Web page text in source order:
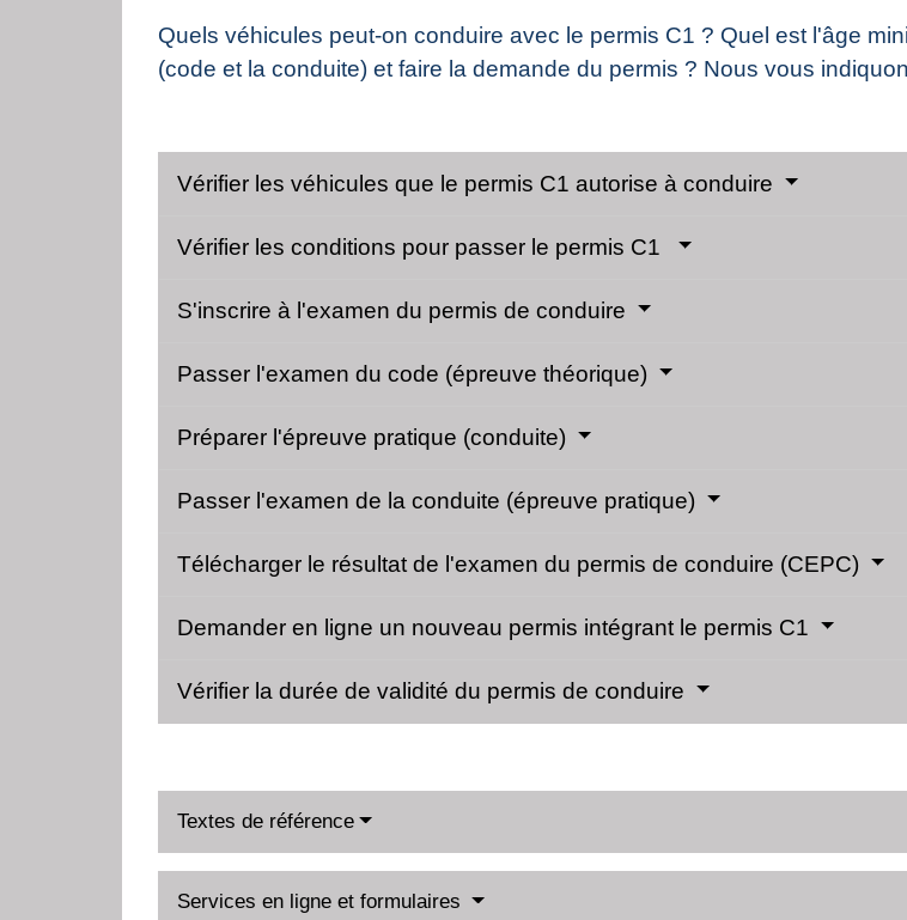
Quels véhicules peut-on conduire avec le permis C1 ? Quel est l'âge
(code et la conduite) et faire la demande du permis ? Nous vous
Vérifier les véhicules que le permis C1 autorise à conduire
Vérifier les conditions pour passer le permis C1
S'inscrire à l'examen du permis de conduire
Passer l'examen du code (épreuve théorique)
Préparer l'épreuve pratique (conduite)
Passer l'examen de la conduite (épreuve pratique)
Télécharger le résultat de l'examen du permis de conduire (CEPC)
Demander en ligne un nouveau permis intégrant le permis C1
Vérifier la durée de validité du permis de conduire
Textes de référence
Services en ligne et formulaires